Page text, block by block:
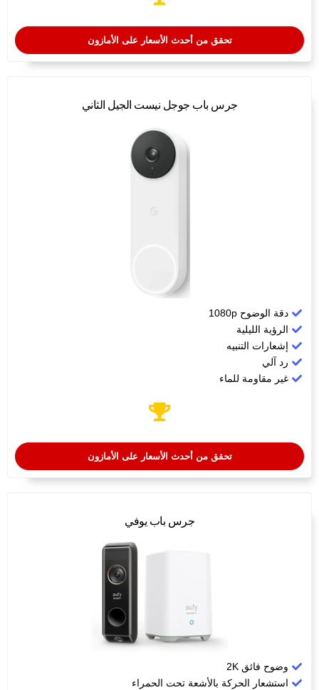
تحقق من أحدث الأسعار على الأمازون
جرس باب جوجل نيست الجيل الثاني
دقة الوضوح ‎1080p
الرؤية الليلية
إشعارات التنبيه
رد آلي
غير مقاومة للماء
تحقق من أحدث الأسعار على الأمازون
جرس باب يوفي
وضوح فائق 2K​
استشعار الحركة بالأشعة تحت الحمراء